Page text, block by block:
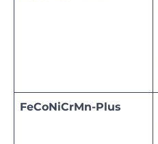
FeCoNiCrMn-Plus